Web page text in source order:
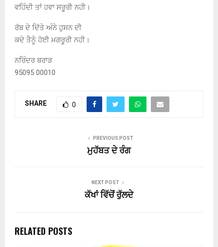
ਵਹਿੰਦੀ ਤਾਂ ਹਵਾ ਸਰੂਰੀ ਨਹੀ।
ਰੱਬ ਦੇ ਦਿੱਤੇ ਅੰਨੇ ਹੁਸਨ ਦੀ
ਕਦੇ ਤੈਨੂੰ ਹੋਈ ਮਗਰੂਰੀ ਨਹੀ।
ਨਰਿੰਦਰ ਬਰਾੜ
95095 00010
SHARE 0
PREVIOUS POST
ਮੁਹੱਬਤ ਦੇ ਰੰਗ
NEXT POST
ਕੱਖਾਂ ਵਿੱਚੋਂ ਰੁੱਲਦੇ
RELATED POSTS